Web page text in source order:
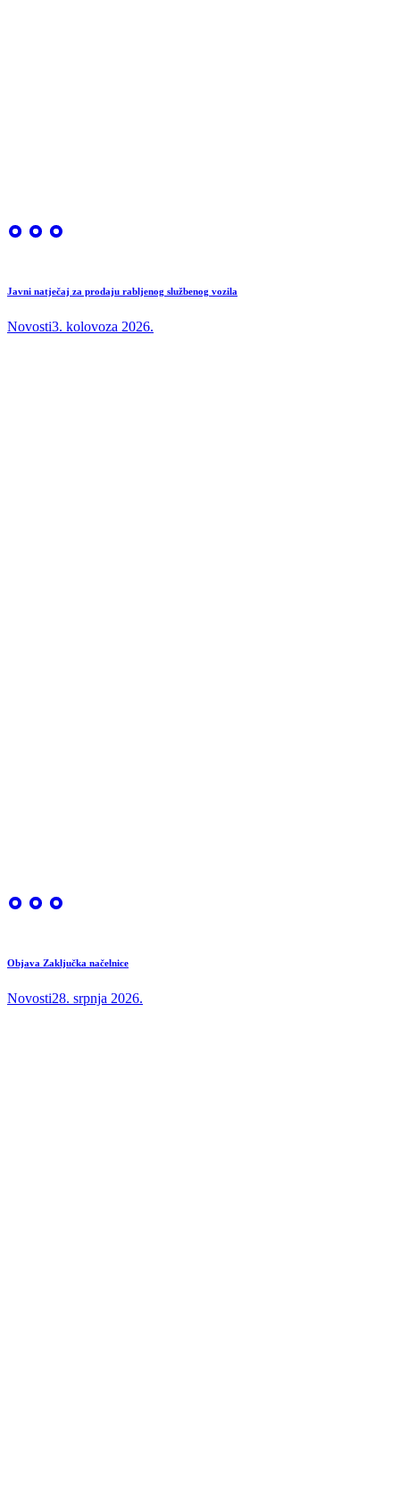
Javni natječaj za prodaju rabljenog službenog vozila
Novosti3. kolovoza 2026.
Objava Zaključka načelnice
Novosti28. srpnja 2026.